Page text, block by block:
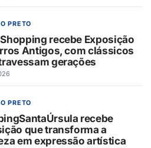
PRETO
recebe Exposição
Antigos, com clássicos
gerações
PRETO
recebe
que transforma a
em expressão artística